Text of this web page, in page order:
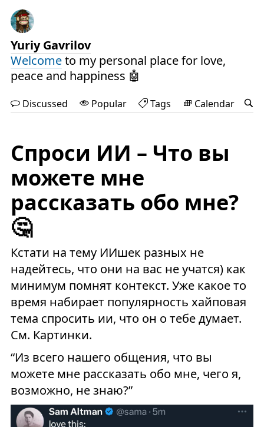
Yuriy Gavrilov
Welcometo my personal place for love,
peace and happiness 🤖
Discussed Popular Tags Calendar
Спроси ИИ – Что вы
можете мне
рассказать обо мне?
🤔
Кстати на тему ИИшек разных не
надейтесь, что они на вас не учатся) как
минимум помнят контекст. Уже какое то
время набирает популярность хайповая
тема спросить ии, что он о тебе думает.
См. Картинки.
“Из всего нашего общения, что вы
можете мне рассказать обо мне, чего я,
возможно, не знаю?”